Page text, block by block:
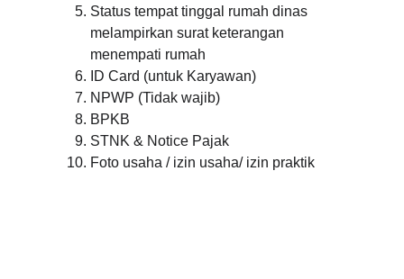
Status tempat tinggal rumah dinas
melampirkan surat keterangan
menempati rumah
ID Card (untuk Karyawan)
NPWP (Tidak wajib)
BPKB
STNK & Notice Pajak
Foto usaha / izin usaha/ izin praktik